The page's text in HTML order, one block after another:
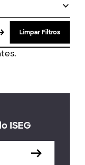
Limpar Filtros
ISEG